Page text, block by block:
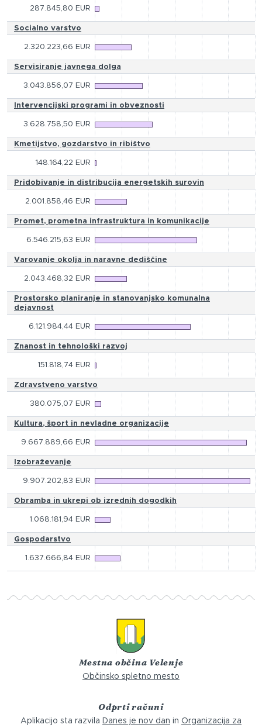
287.845,80 EUR
Socialno varstvo
2.320.223,66 EUR
Servisiranje javnega dolga
3.043.856,07 EUR
Intervencijski programi in obveznosti
3.628.758,50 EUR
Kmetijstvo, gozdarstvo in ribištvo
148.164,22 EUR
Pridobivanje in distribucija energetskih surovin
2.001.858,46 EUR
Promet, prometna infrastruktura in komunikacije
6.546.215,63 EUR
Varovanje okolja in naravne dediščine
2.043.468,32 EUR
Prostorsko planiranje in stanovanjsko komunalna
dejavnost
6.121.984,44 EUR
Znanost in tehnološki razvoj
151.818,74 EUR
Zdravstveno varstvo
380.075,07 EUR
Kultura, šport in nevladne organizacije
9.667.889,66 EUR
Izobraževanje
9.907.202,83 EUR
Obramba in ukrepi ob izrednih dogodkih
1.068.181,94 EUR
Gospodarstvo
1.637.666,84 EUR
Mestna občina Velenje
Občinsko spletno mesto
Odprti računi
Aplikacijo sta razvila Danes je nov dan in Organizacija za